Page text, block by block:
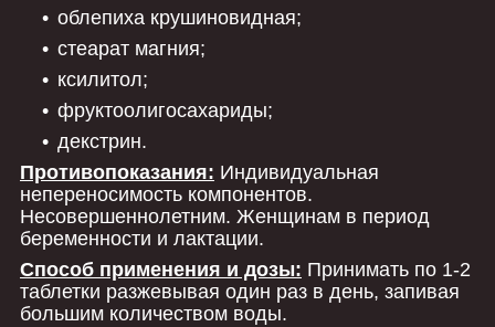
облепиха крушиновидная;
стеарат магния;
ксилитол;
фруктоолигосахариды;
декстрин.
Противопоказания: Индивидуальная
непереносимость компонентов.
Несовершеннолетним. Женщинам в период
беременности и лактации.
Способ применения и дозы: Принимать по 1-2
таблетки разжевывая один раз в день, запивая
большим количеством воды.